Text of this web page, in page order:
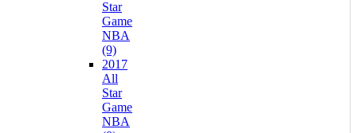
Star
Game
NBA
(9)
2017
All
Star
Game
NBA